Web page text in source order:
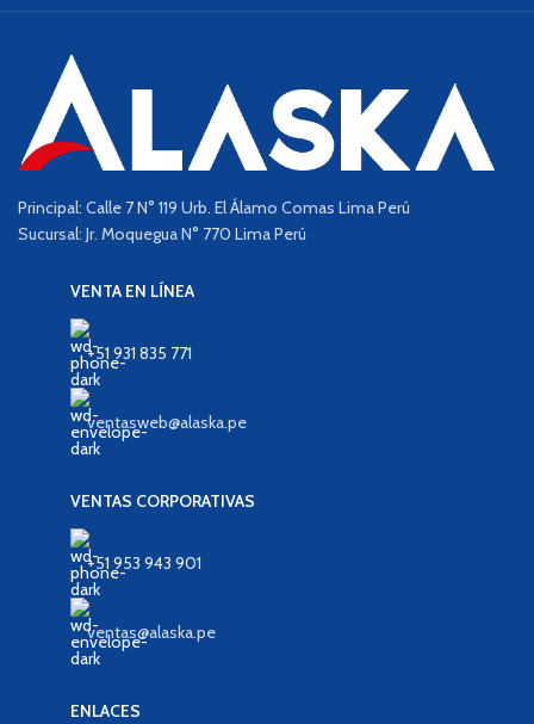
Principal: Calle 7 N° 119 Urb. El Álamo Comas Lima Perú
Sucursal: Jr. Moquegua N° 770 Lima Perú
VENTA EN LÍNEA
+51 931 835 771
ventasweb@alaska.pe
VENTAS CORPORATIVAS
+51 953 943 901
ventas@alaska.pe
ENLACES